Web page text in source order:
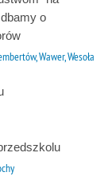
o
Wawer, Wesoła